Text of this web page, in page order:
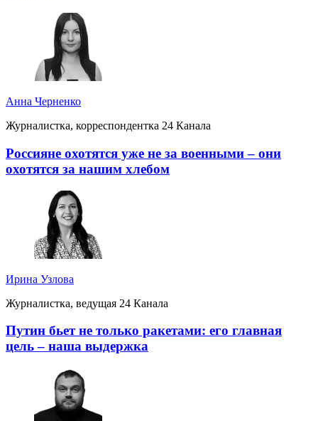
Анна Черненко
Журналистка, корреспондентка 24 Канала
Россияне охотятся уже не за военными – они
охотятся за нашим хлебом
Ирина Узлова
Журналистка, ведущая 24 Канала
Путин бьет не только ракетами: его главная
цель – наша выдержка